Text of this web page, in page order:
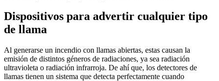
Dispositivos para advertir cualquier tipo
de llama
Al generarse un incendio con llamas abiertas, estas causan la
emisión de distintos géneros de radiaciones, ya sea radiación
ultravioleta o radiación infrarroja. De ahí que, los detectores de
llamas tienen un sistema que detecta perfectamente cuando